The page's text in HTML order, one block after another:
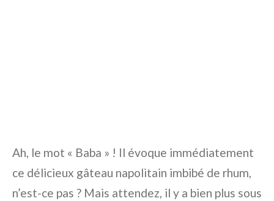
Ah, le mot « Baba » ! Il évoque immédiatement
ce délicieux gâteau napolitain imbibé de rhum,
n’est-ce pas ? Mais attendez, il y a bien plus sous